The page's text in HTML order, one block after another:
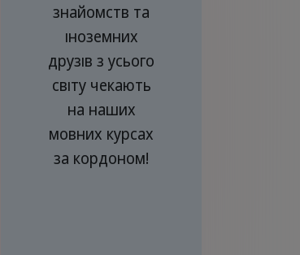
знайомств та
іноземних
друзів з усього
світу чекають
на наших
мовних курсах
за кордоном!